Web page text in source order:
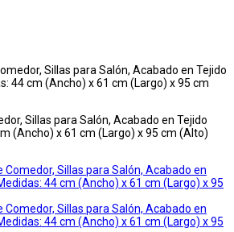
Sillas para Salón, Acabado en Tejido
44 cm (Ancho) x 61 cm (Largo) x 95 cm